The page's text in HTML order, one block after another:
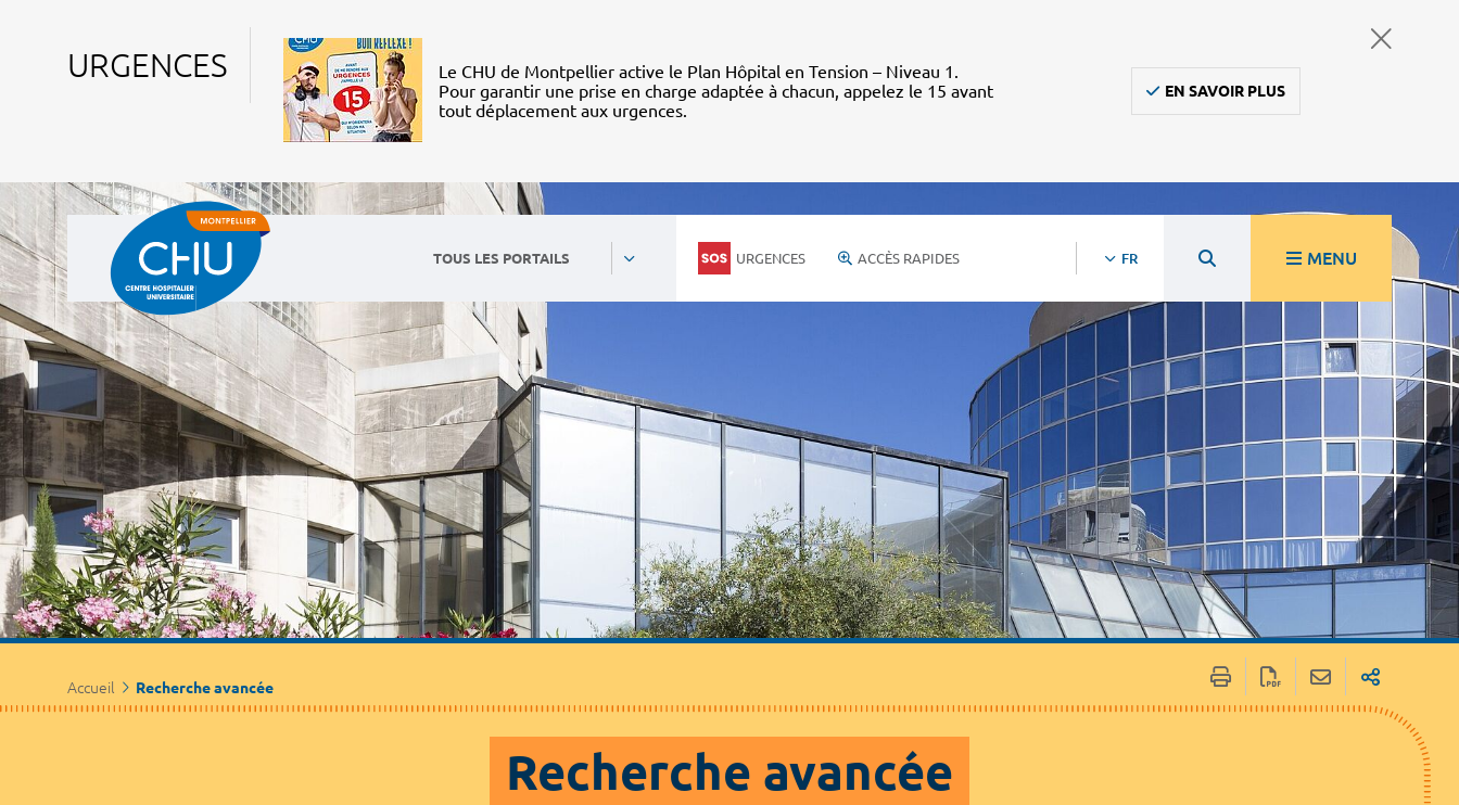
URGENCES
Le CHU de Montpellier active le Plan Hôpital en Tension – Niveau 1.
Pour garantir une prise en charge adaptée à chacun, appelez le 15 avant
tout déplacement aux urgences.
EN SAVOIR PLUS
TOUS LES PORTAILS URGENCES ACCÈS RAPIDES FR MENU
Accueil Recherche avancée
Recherche avancée